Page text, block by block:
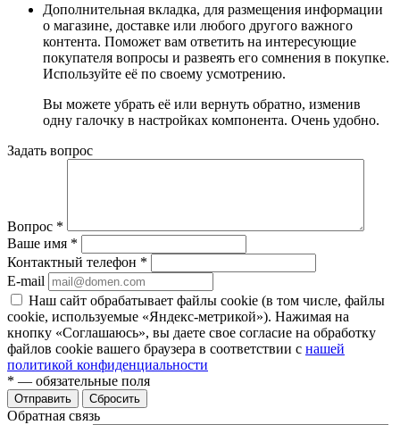
Дополнительная вкладка, для размещения информации
о магазине, доставке или любого другого важного
контента. Поможет вам ответить на интересующие
покупателя вопросы и развеять его сомнения в покупке.
Используйте её по своему усмотрению.
Вы можете убрать её или вернуть обратно, изменив
одну галочку в настройках компонента. Очень удобно.
Задать вопрос
Вопрос *
Ваше имя *
Контактный телефон *
E-mail
Наш сайт обрабатывает файлы cookie (в том числе, файлы
cookie, используемые «Яндекс-метрикой»). Нажимая на
кнопку «Соглашаюсь», вы даете свое согласие на обработку
файлов cookie вашего браузера в соответствии с нашей
политикой конфиденциальности
* — обязательные поля
Отправить Сбросить
Обратная связь